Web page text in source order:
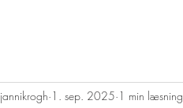
jannikrogh 1. sep. 2025 1 min læsning